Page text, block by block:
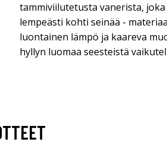
tammiviilutetusta vanerista,
lempeästi kohti seinää -
luontainen lämpö ja kaareva
hyllyn luomaa seesteistä